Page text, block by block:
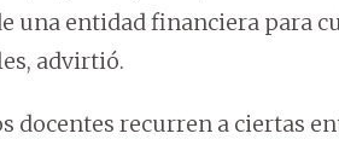
una entidad financiera para
advirtió.
docentes recurren a ciertas